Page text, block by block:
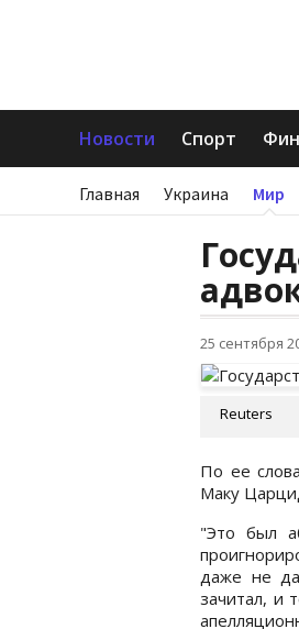
Новости Спорт
Главная Украина Мир
25 сентября
Reuters
По ее
Маку
"Это был
даже не
зачитал, и